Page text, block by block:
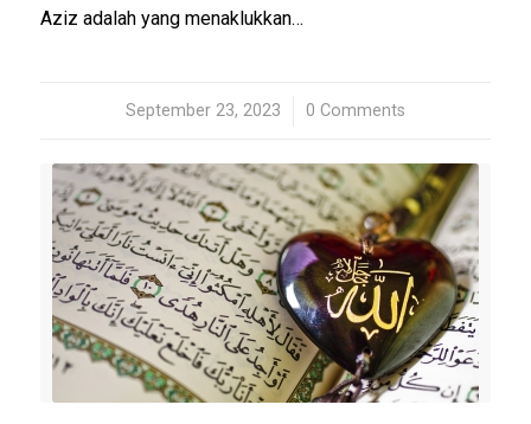
Aziz adalah yang menaklukkan…
September 23, 2023
/ 0 Comments